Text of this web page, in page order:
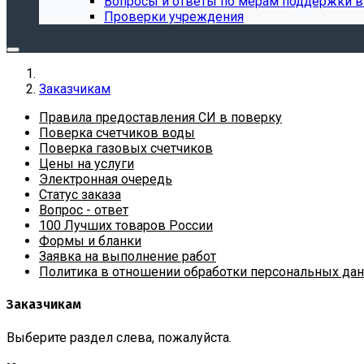
Проверки учреждения
Заказчикам
Правила предоставления СИ в поверку
Поверка счетчиков воды
Поверка газовых счетчиков
Цены на услуги
Электронная очередь
Статус заказа
Вопрос - ответ
100 Лучших товаров России
Формы и бланки
Заявка на выполнение работ
Политика в отношении обработки персональных
Заказчикам
Выберите раздел слева, пожалуйста.